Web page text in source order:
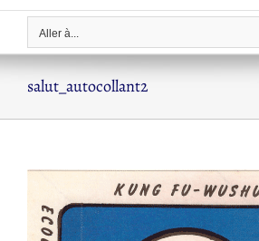
Aller à...
salut_autocollant2